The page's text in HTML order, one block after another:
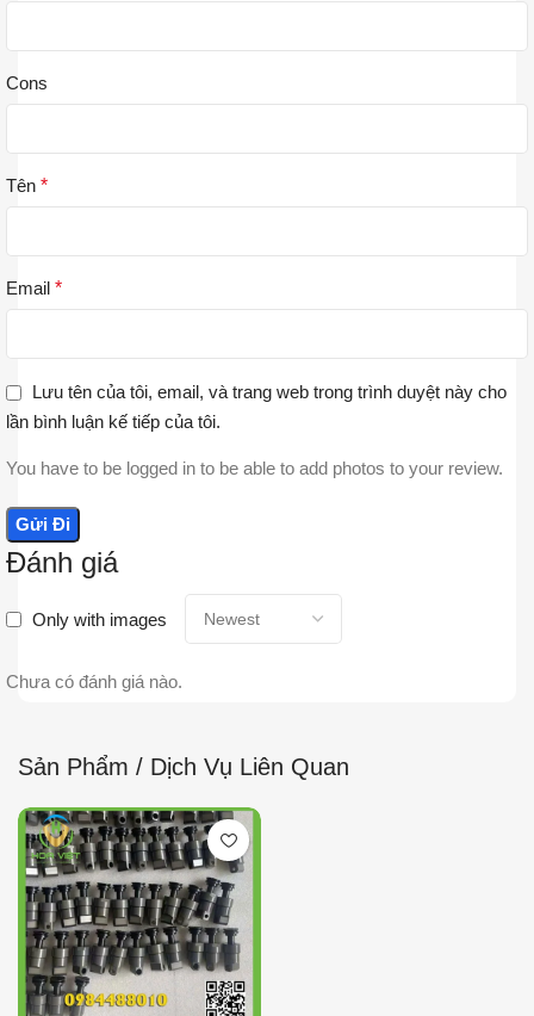
Đánh giá
Only with images
Chưa có đánh giá nào.
Cons
Tên *
Email *
Lưu tên của tôi, email, và trang web trong trình duyệt này cho
lần bình luận kế tiếp của tôi.
You have to be logged in to be able to add photos to your review.
Sản Phẩm / Dịch Vụ Liên Quan